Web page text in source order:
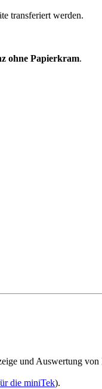
transferiert werden.
ohne Papierkram.
und Auswertung
die miniTek).